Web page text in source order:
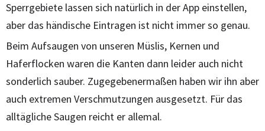
Sperrgebiete lassen sich natürlich in der App einstellen,
aber das händische Eintragen ist nicht immer so genau.
Beim Aufsaugen von unseren Müslis, Kernen und
Haferflocken waren die Kanten dann leider auch nicht
sonderlich sauber. Zugegebenermaßen haben wir ihn aber
auch extremen Verschmutzungen ausgesetzt. Für das
alltägliche Saugen reicht er allemal.